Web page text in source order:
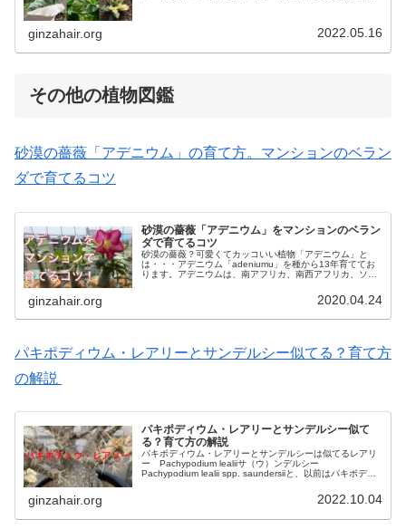
ginzahair.org 2022.05.16
その他の植物図鑑
砂漠の薔薇「アデニウム」の育て方。マンションのベラン
ダで育てるコツ
砂漠の薔薇「アデニウム」をマンションのベラン
ダで育てるコツ
砂漠の薔薇？可愛くてカッコいい植物「アデニウム」と
は・・・アデニウム「adeniumu」を種から13年育ててお
ります。アデニウムは、南アフリカ、南西アフリカ、ソコ
ginzahair.org 2020.04.24
パキポディウム・レアリーとサンデルシー似てる？育て方
の解説
パキポディウム・レアリーとサンデルシー似て
る？育て方の解説
パキポディウム・レアリーとサンデルシーは似てるレアリ
ー Pachypodium lealiiサ（ウ）ンデルシー
Pachypodium lealii spp. saundersiiと、以前はパキポディ
ginzahair.org 2022.10.04